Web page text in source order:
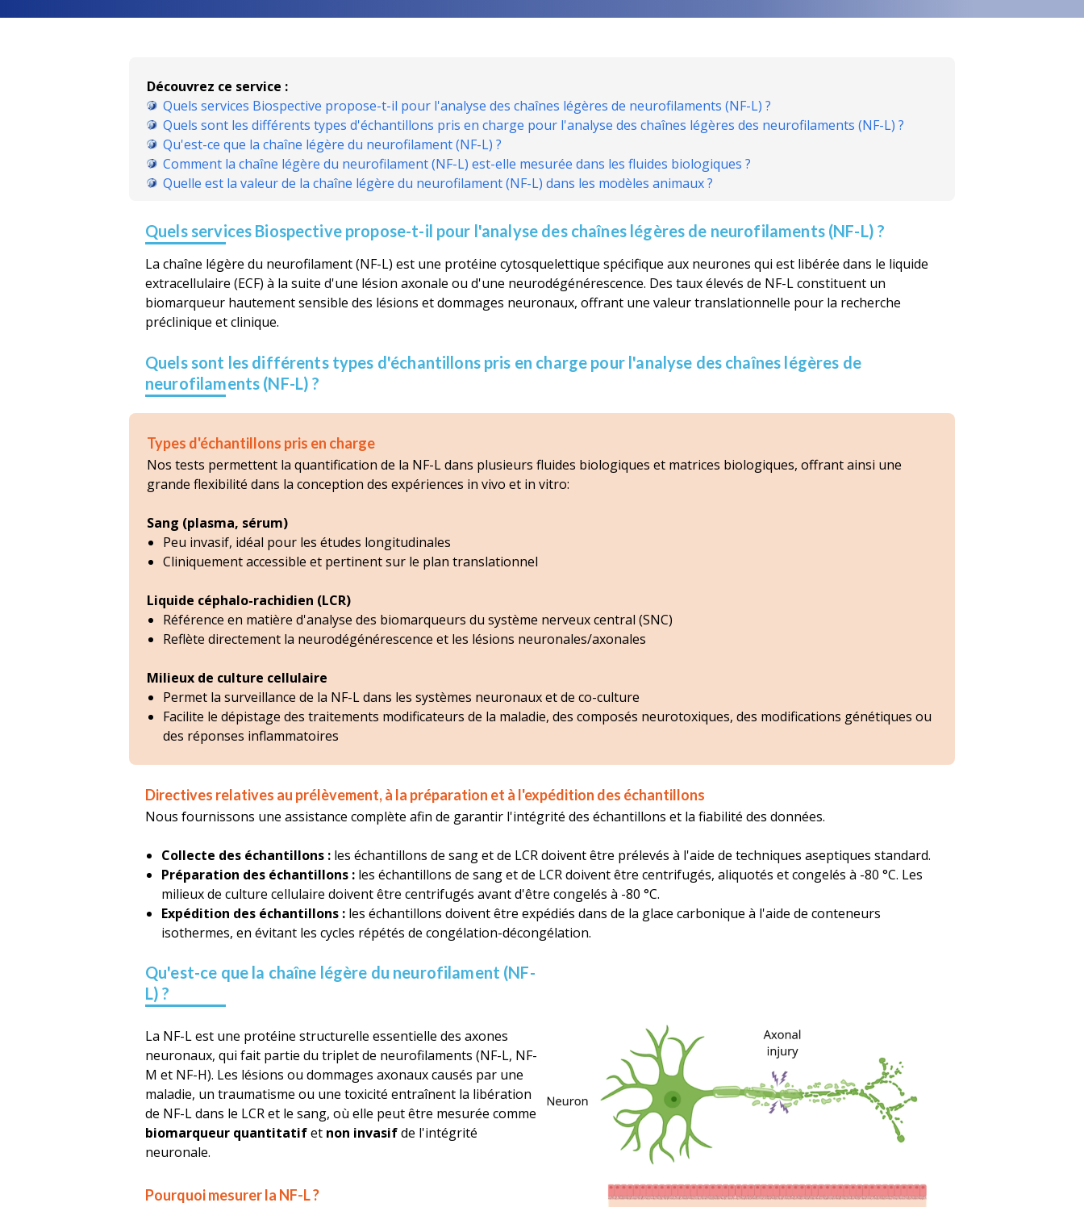
Découvrez ce service :
Quels services Biospective propose-t-il pour l'analyse des chaînes légères de neurofilaments (NF-L) ?
Quels sont les différents types d'échantillons pris en charge pour l'analyse des chaînes légères des neurofilaments (NF-L) ?
Qu'est-ce que la chaîne légère du neurofilament (NF-L) ?
Comment la chaîne légère du neurofilament (NF-L) est-elle mesurée dans les fluides biologiques ?
Quelle est la valeur de la chaîne légère du neurofilament (NF-L) dans les modèles animaux ?
Quels services Biospective propose-t-il pour l'analyse des chaînes légères de neurofilaments (NF-L) ?
La chaîne légère du neurofilament (NF-L) est une protéine cytosquelettique spécifique aux neurones qui est libérée dans le liquide
extracellulaire (ECF) à la suite d'une lésion axonale ou d'une neurodégénérescence. Des taux élevés de NF-L constituent un
biomarqueur hautement sensible des lésions et dommages neuronaux, offrant une valeur translationnelle pour la recherche
préclinique et clinique.
Quels sont les différents types d'échantillons pris en charge pour l'analyse des chaînes légères de
neurofilaments (NF-L) ?
Types d'échantillons pris en charge
Nos tests permettent la quantification de la NF-L dans plusieurs fluides biologiques et matrices biologiques, offrant ainsi une
grande flexibilité dans la conception des expériences in vivo et in vitro:
Sang (plasma, sérum)
Peu invasif, idéal pour les études longitudinales
Cliniquement accessible et pertinent sur le plan translationnel
Liquide céphalo-rachidien (LCR)
Référence en matière d'analyse des biomarqueurs du système nerveux central (SNC)
Reflète directement la neurodégénérescence et les lésions neuronales/axonales
Milieux de culture cellulaire
Permet la surveillance de la NF-L dans les systèmes neuronaux et de co-culture
Facilite le dépistage des traitements modificateurs de la maladie, des composés neurotoxiques, des modifications génétiques ou
des réponses inflammatoires
Directives relatives au prélèvement, à la préparation et à l'expédition des échantillons
Nous fournissons une assistance complète afin de garantir l'intégrité des échantillons et la fiabilité des données.
Collecte des échantillons : les échantillons de sang et de LCR doivent être prélevés à l'aide de techniques aseptiques standard.
Préparation des échantillons : les échantillons de sang et de LCR doivent être centrifugés, aliquotés et congelés à -80 °C. Les
milieux de culture cellulaire doivent être centrifugés avant d'être congelés à -80 °C.
Expédition des échantillons : les échantillons doivent être expédiés dans de la glace carbonique à l'aide de conteneurs
isothermes, en évitant les cycles répétés de congélation-décongélation.
Qu'est-ce que la chaîne légère du neurofilament (NF-
L) ?
La NF-L est une protéine structurelle essentielle des axones
neuronaux, qui fait partie du triplet de neurofilaments (NF-L, NF-
M et NF-H). Les lésions ou dommages axonaux causés par une
maladie, un traumatisme ou une toxicité entraînent la libération
de NF-L dans le LCR et le sang, où elle peut être mesurée comme
biomarqueur quantitatifet non invasifde l'intégrité
neuronale.
Pourquoi mesurer la NF-L ?